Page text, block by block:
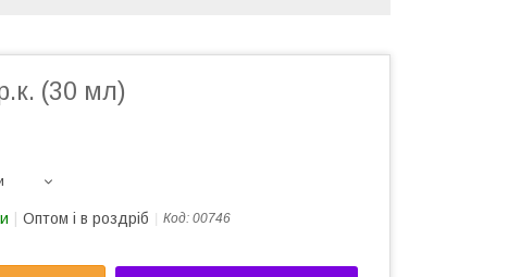
(30 мл)
Оптом і в роздріб Код: 00746